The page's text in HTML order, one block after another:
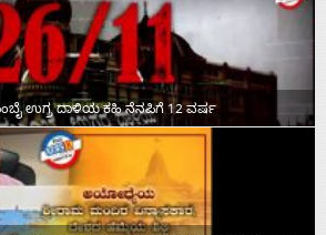
ಉಗ್ರ ದಾಳಿಯ ಕಹಿ ನೆನಪಿಗೆ 12 ವರ್ಷ